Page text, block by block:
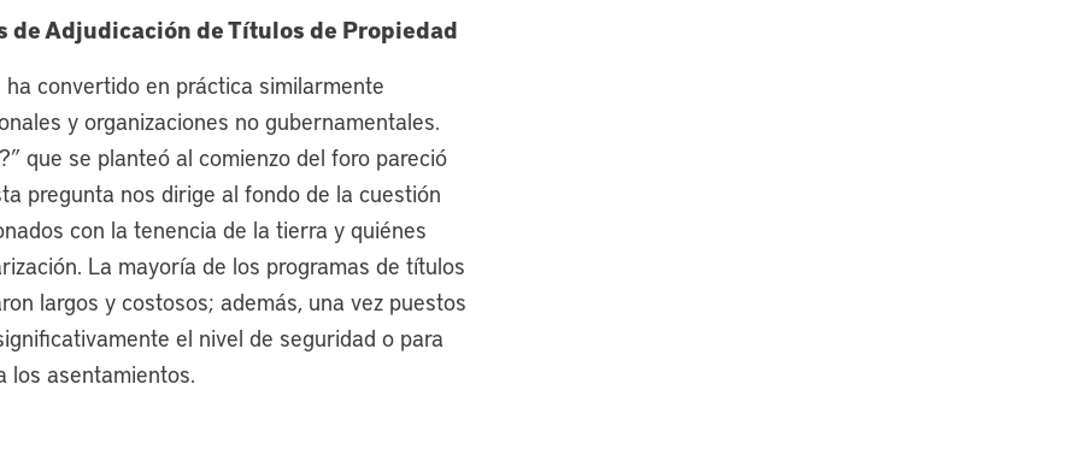
Adjudicación de Títulos de Propiedad
convertido en práctica similarmente
y organizaciones no gubernamentales.
que se planteó al comienzo del foro pareció
pregunta nos dirige al fondo de la cuestión
con la tenencia de la tierra y quiénes
La mayoría de los programas de títulos
largos y costosos; además, una vez puestos
el nivel de seguridad o para
los asentamientos.